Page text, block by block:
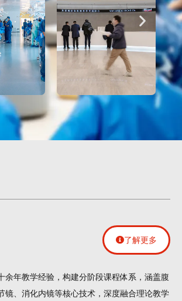
了解更多
余年教学经验，构建分阶段课程体系，涵盖腹
镜、消化内镜等核心技术，深度融合理论教学